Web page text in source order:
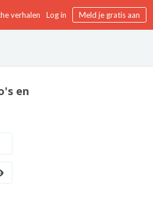
verhalen Log in Meld je gratis aan
en